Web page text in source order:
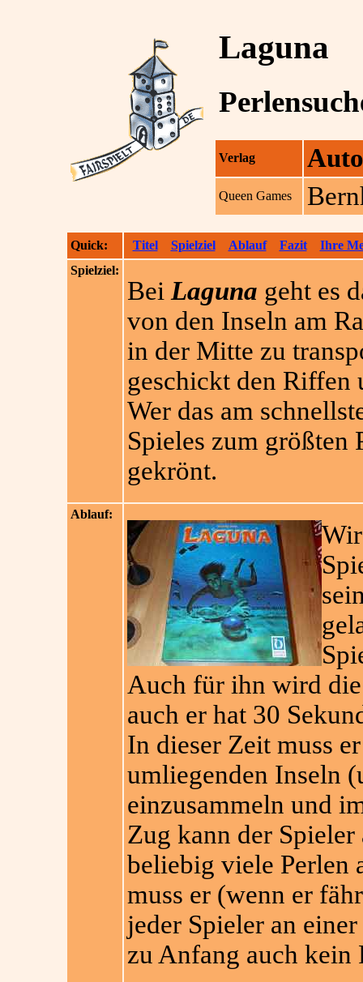
Laguna
Verlag
Queen Games
Quick: Titel Spielziel Ablauf Fazit
Ihre
Spielziel:
Bei Laguna geht es
von den Inseln am
in der Mitte zu
geschickt den Riffen
Wer das am
Spieles zum größten
gekrönt.
Ablauf:
Auch für ihn wird
auch er hat 30
In dieser Zeit muss
umliegenden Inseln
einzusammeln und
Zug kann der
beliebig viele Perlen
muss er (wenn er
jeder Spieler an
zu Anfang auch kein